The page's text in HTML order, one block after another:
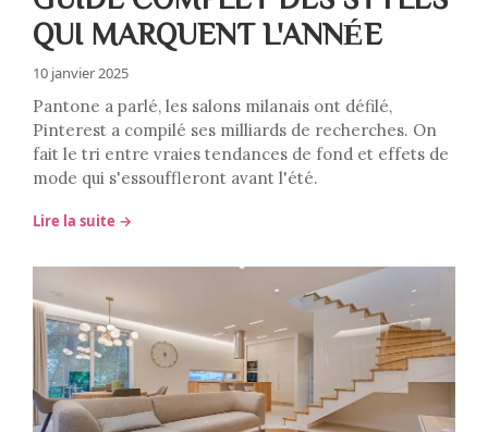
QUI MARQUENT L'ANNÉE
10 janvier 2025
Pantone a parlé, les salons milanais ont défilé,
Pinterest a compilé ses milliards de recherches. On
fait le tri entre vraies tendances de fond et effets de
mode qui s'essouffleront avant l'été.
Lire la suite →